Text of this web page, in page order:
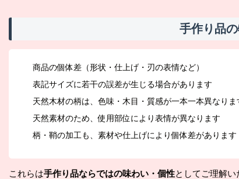
手作り品
商品の個体差（形状・仕上げ・刃の表情など）
表記サイズに若干の誤差が生じる場合があります
天然木材の柄は、色味・木目・質感が一本一本異なりま
天然素材のため、使用部位により表情が異なります
柄・鞘の加工も、素材や仕上げにより個体差があります
これらは手作り品ならではの味わい・個性としてご理解い